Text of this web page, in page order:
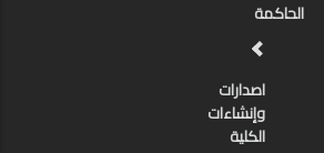
الحاكمة
اصدارات
وإنشاءات
الكلية